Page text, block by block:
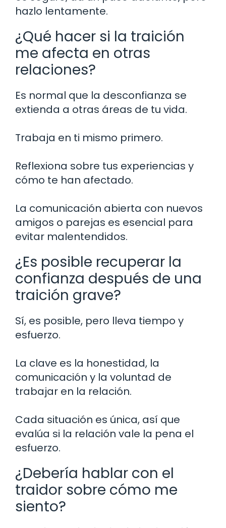
hazlo lentamente.
¿Qué hacer si la traición
me afecta en otras
relaciones?
Es normal que la desconfianza se
extienda a otras áreas de tu vida.
Trabaja en ti mismo primero.
Reflexiona sobre tus experiencias y
cómo te han afectado.
La comunicación abierta con nuevos
amigos o parejas es esencial para
evitar malentendidos.
¿Es posible recuperar la
confianza después de una
traición grave?
Sí, es posible, pero lleva tiempo y
esfuerzo.
La clave es la honestidad, la
comunicación y la voluntad de
trabajar en la relación.
Cada situación es única, así que
evalúa si la relación vale la pena el
esfuerzo.
¿Debería hablar con el
traidor sobre cómo me
siento?